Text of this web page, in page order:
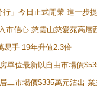
」今日正式開業 進一步
市信心 慈雲山慈愛苑高層
易手 19年升值2.3倍
單位最新以自由市場價
二市場價$335萬元沽出